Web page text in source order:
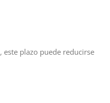
, este plazo puede reducirse